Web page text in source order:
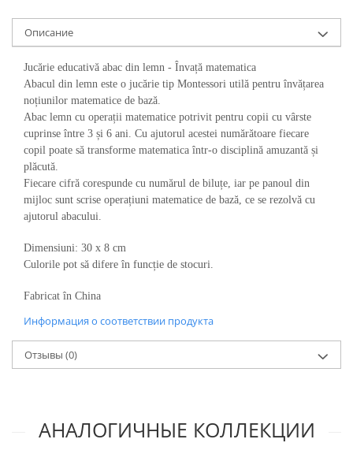
Oписание
Jucărie educativă abac din lemn - Învață matematica
Abacul din lemn este o jucărie tip Montessori utilă pentru învățarea
noțiunilor matematice de bază.
Abac lemn cu operații matematice potrivit pentru copii cu vârste
cuprinse între 3 și 6 ani. Cu ajutorul acestei numărătoare fiecare
copil poate să transforme matematica într-o disciplină amuzantă și
plăcută.
Fiecare cifră corespunde cu numărul de biluțe, iar pe panoul din
mijloc sunt scrise operațiuni matematice de bază, ce se rezolvă cu
ajutorul abacului.
Dimensiuni: 30 x 8 cm
Culorile pot să difere în funcție de stocuri.
Fabricat în China
Информация о соответствии продукта
Отзывы (0)
АНАЛОГИЧНЫЕ КОЛЛЕКЦИИ